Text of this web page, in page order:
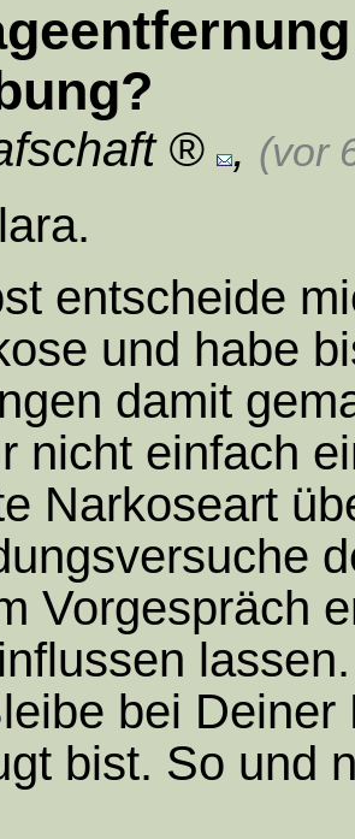
, (vor
entscheide
und habe
damit
nicht einfach
Narkoseart
Vorgespräch
bei
bist. So und